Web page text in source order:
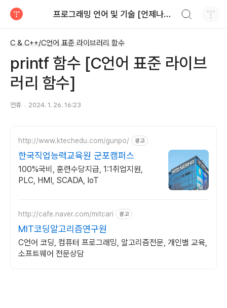
프로그래밍 언어 및 기술 [언제나휴일]
C & C++/C언어 표준 라이브러리 함수
printf 함수 [C언어 표준 라이브
러리 함수]
언휴 2024. 1. 26. 16:23
http://www.ktechedu.com/gunpo/ 광고
한국직업능력교육원 군포캠퍼스
100%국비, 훈련수당지급, 1:1취업지원,
PLC, HMI, SCADA, IoT
http://cafe.naver.com/mitcari 광고
MIT코딩알고리즘연구원
C언어 코딩, 컴퓨터 프로그래밍, 알고리즘전문, 개인별 교육,
소프트웨어 전문상담